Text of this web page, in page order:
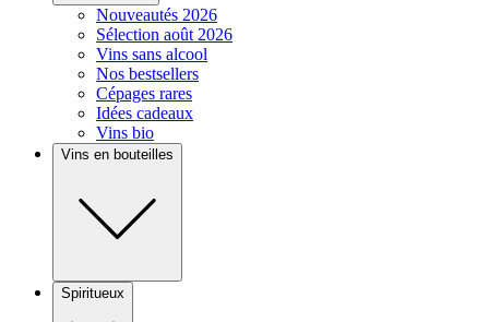
Nouveautés 2026
Sélection août 2026
Vins sans alcool
Nos bestsellers
Cépages rares
Idées cadeaux
Vins bio
Vins en bouteilles
Spiritueux